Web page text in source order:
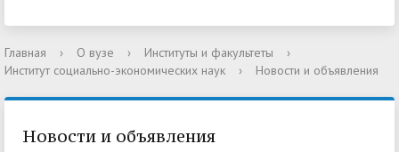
Главная › О вузе › Институты и факультеты
›
Институт социально-экономических наук
› Новости и объявления
Новости и объявления